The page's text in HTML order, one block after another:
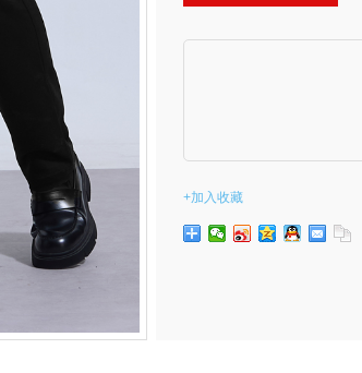
适合季节：
春夏
适合年龄：
全龄
+加入收藏